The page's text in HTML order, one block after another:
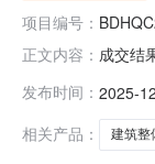
项目编号：
正文内容： 成交结
报备工
定标日
发布时间： 2025-
相关产品：
建筑整